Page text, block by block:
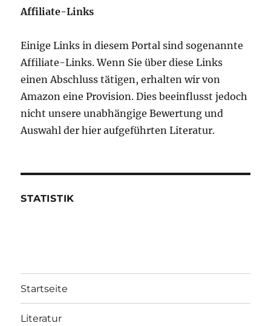
Affiliate-Links
Einige Links in diesem Portal sind sogenannte
Affiliate-Links. Wenn Sie über diese Links
einen Abschluss tätigen, erhalten wir von
Amazon eine Provision. Dies beeinflusst jedoch
nicht unsere unabhängige Bewertung und
Auswahl der hier aufgeführten Literatur.
STATISTIK
Startseite
Literatur